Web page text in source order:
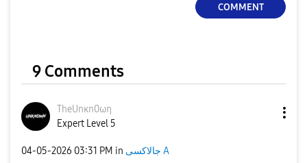
COMMENT
9 Comments
TheUnκn0ωη
Expert Level 5
‎04-05-2026 03:31 PM in جالاكسى A